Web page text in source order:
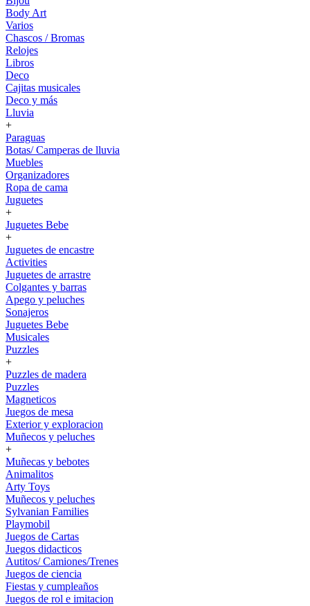
Body Art
Varios
Chascos / Bromas
Relojes
Libros
Deco
Cajitas musicales
Deco y más
Lluvia
+
Paraguas
Botas/ Camperas de lluvia
Muebles
Organizadores
Ropa de cama
Juguetes
+
Juguetes Bebe
+
Juguetes de encastre
Activities
Juguetes de arrastre
Colgantes y barras
Apego y peluches
Sonajeros
Juguetes Bebe
Musicales
Puzzles
+
Puzzles de madera
Puzzles
Magneticos
Juegos de mesa
Exterior y exploracion
Muñecos y peluches
+
Muñecas y bebotes
Animalitos
Arty Toys
Muñecos y peluches
Sylvanian Families
Playmobil
Juegos de Cartas
Juegos didacticos
Autitos/ Camiones/Trenes
Juegos de ciencia
Fiestas y cumpleaños
Juegos de rol e imitacion